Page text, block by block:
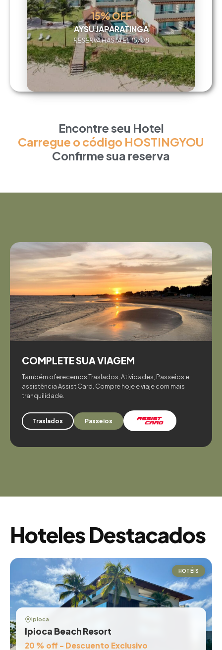
15% OFF
AYSU JAPARATINGA
RESERVA HASTA EL 15/08
Encontre seu Hotel
Carregue o código HOSTINGYOU
Confirme sua reserva
COMPLETE SUA VIAGEM
Também oferecemos Traslados, Atividades, Passeios e
assistência Assist Card. Compre hoje e viaje com mais
tranquilidade.
Traslados Passeios
Hoteles Destacados
HOTÉIS
Ipioca
Ipioca Beach Resort
20 % off - Descuento Exclusivo